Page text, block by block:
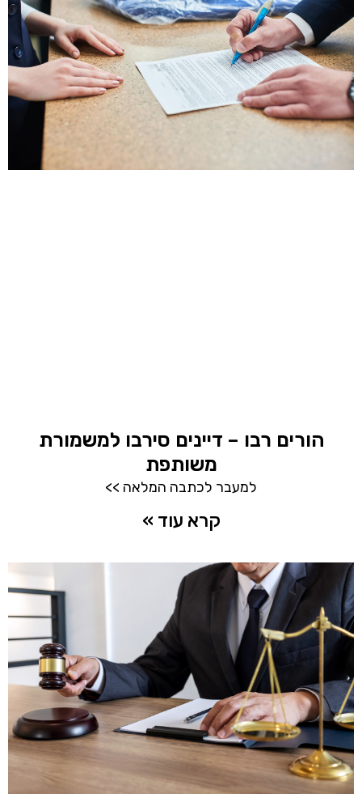
הורים רבו – דיינים סירבו למשמורת
משותפת
למעבר לכתבה המלאה >>
קרא עוד »